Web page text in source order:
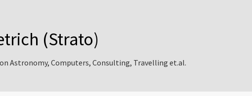
(Strato)
Astronomy, Computers, Consulting, Travelling et.al.